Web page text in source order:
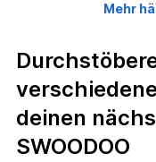
Mehr
deinen
SWOODOO